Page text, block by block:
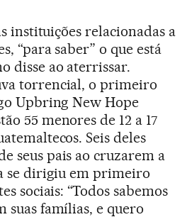
instituições relacionadas a
“para saber” o que está
disse ao aterrissar.
torrencial, o primeiro
Upbring New Hope
55 menores de 12 a 17
Seis deles
seus pais ao cruzarem a
se dirigiu em primeiro
sociais: “Todos sabemos
suas famílias, e quero